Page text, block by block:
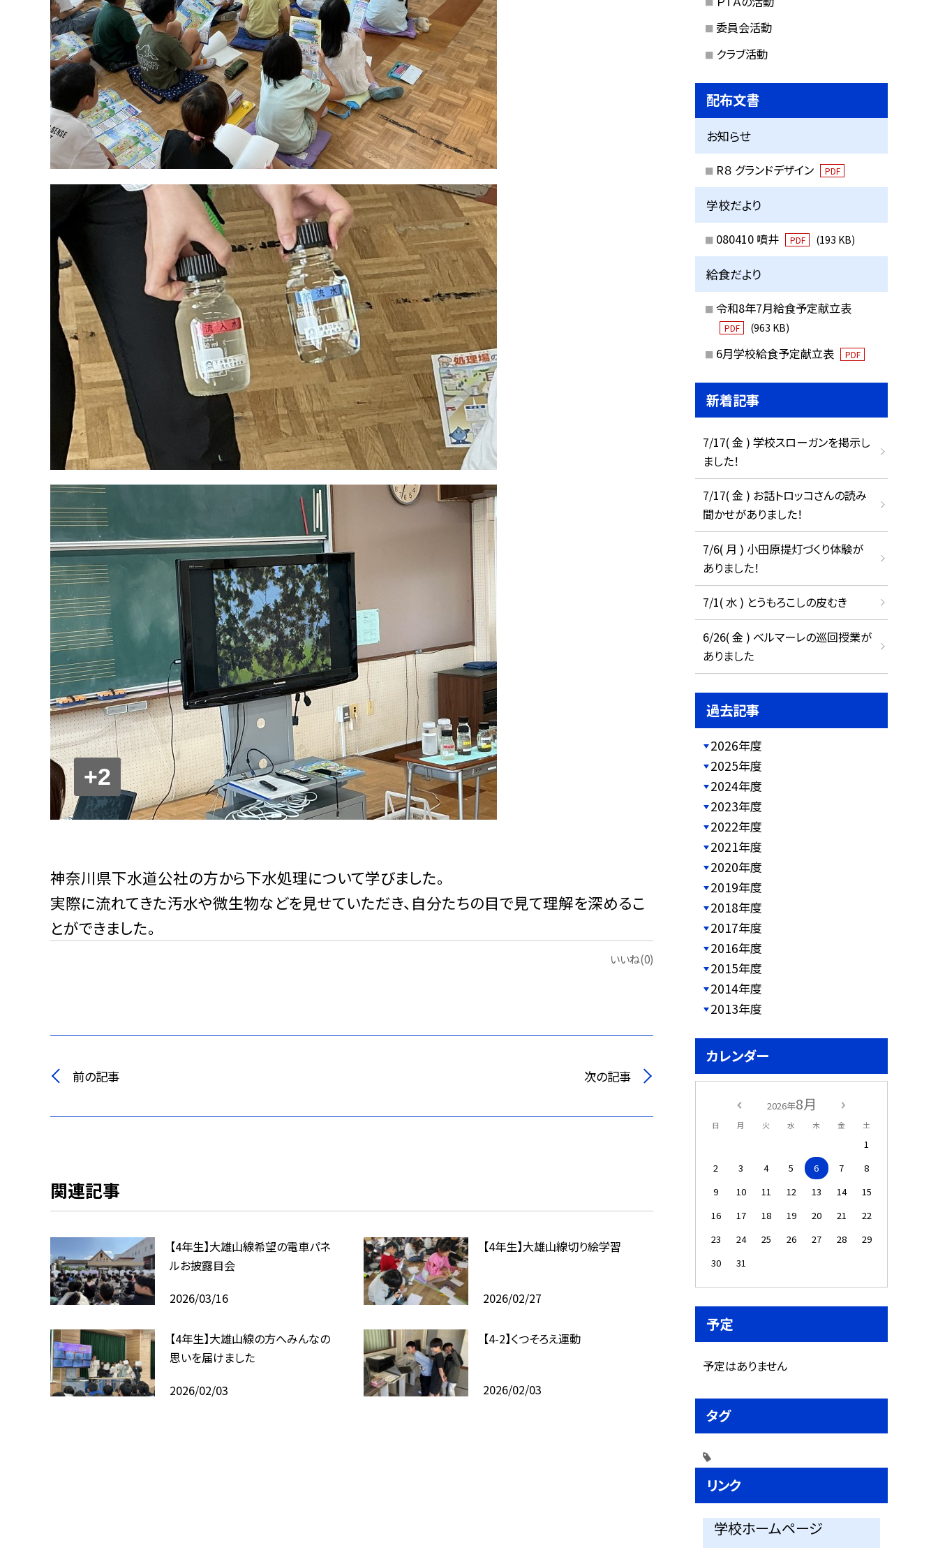
+2
神奈川県下水道公社の方から下水処理について学びました。
実際に流れてきた汚水や微生物などを見せていただき、自分たちの目で見て理解を深めるこ
とができました。
いいね(0)
前の記事 次の記事
関連記事
【4年生】大雄山線希望の電車パネ
ルお披露目会
2026/03/16
【4年生】大雄山線切り絵学習
2026/02/27
【4年生】大雄山線の方へみんなの
思いを届けました
2026/02/03
【4-2】くつそろえ運動
2026/02/03
委員会活動
クラブ活動
配布文書
お知らせ
R８ グランドデザイン PDF
学校だより
080410 噴井 PDF (193 KB)
給食だより
令和8年7月給食予定献立表
PDF (963 KB)
6月学校給食予定献立表 PDF
新着記事
7/17( 金 ) 学校スローガンを掲示し
ました！
7/17( 金 ) お話トロッコさんの読み
聞かせがありました！
7/6( 月 ) 小田原提灯づくり体験が
ありました！
7/1( 水 ) とうもろこしの皮むき
6/26( 金 ) ベルマーレの巡回授業が
ありました
過去記事
2026年度
2025年度
2024年度
2023年度
2022年度
2021年度
2020年度
2019年度
2018年度
2017年度
2016年度
2015年度
2014年度
2013年度
カレンダー
2026年8月
日 月 火 水 木 金 土
1
2
3 4 5 6 7
8
9
10 11 12 13 14
15
16
17 18 19 20 21
22
23
24 25 26 27 28
29
30
31
予定
予定はありません
タグ
リンク
学校ホームページ